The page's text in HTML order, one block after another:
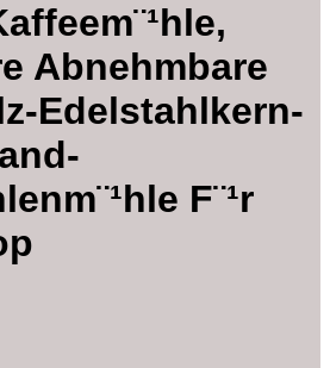
Abnehmbare
Edelstahlkern-
F¨¹r